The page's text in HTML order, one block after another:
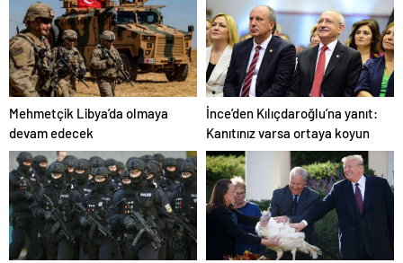
olabilir
Mehmetçik Libya’da olmaya
devam edecek
İnce’den Kılıçdaroğlu’na yanıt:
Kanıtınız varsa ortaya koyun